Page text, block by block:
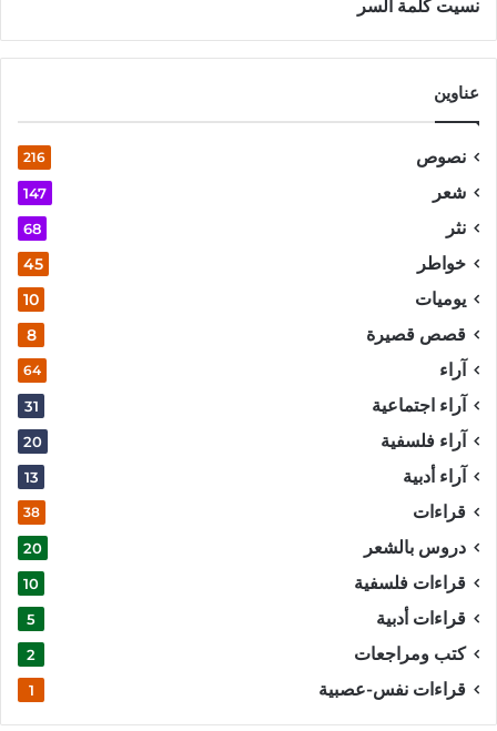
نسيت كلمة السر
عناوين
نصوص 216
شعر 147
نثر 68
خواطر 45
يوميات 10
قصص قصيرة 8
آراء 64
آراء اجتماعية 31
آراء فلسفية 20
آراء أدبية 13
قراءات 38
دروس بالشعر 20
قراءات فلسفية 10
قراءات أدبية 5
كتب ومراجعات 2
قراءات نفس-عصبية 1